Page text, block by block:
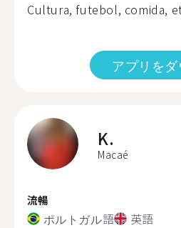
Cultura, futebol, comida,
アプリを
K.
Macaé
流暢
ポルトガル語 英語